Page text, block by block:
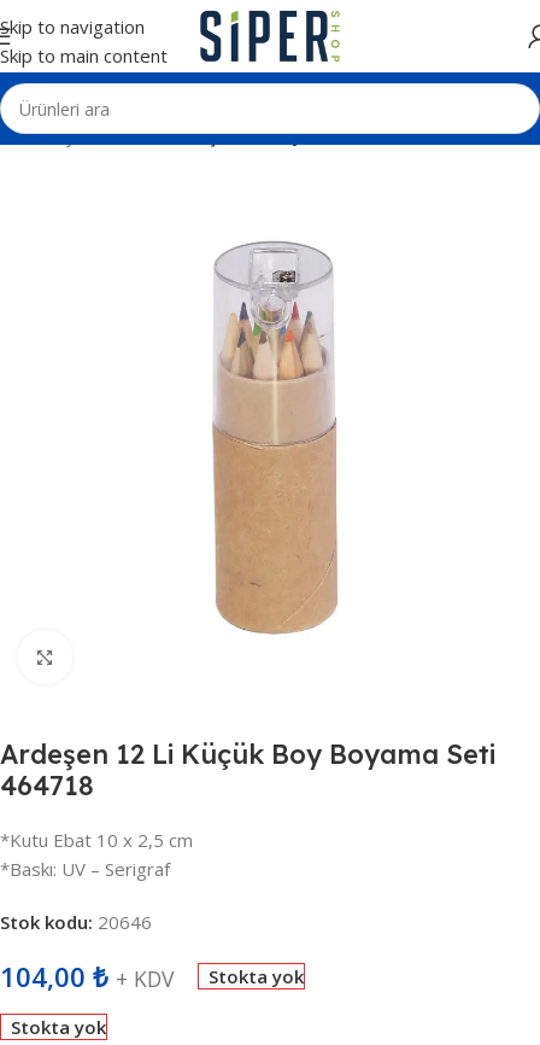
Skip to navigation
Skip to main content
Ana Sayfa Kalemler Kurşun ve Boya Kalemleri
Ardeşen 12 Li Küçük Boy Boyama Seti
464718
*Kutu Ebat 10 x 2,5 cm
*Baskı: UV – Serigraf
Stok kodu: 20646
104,00 ₺ + KDV Stokta yok
Stokta yok